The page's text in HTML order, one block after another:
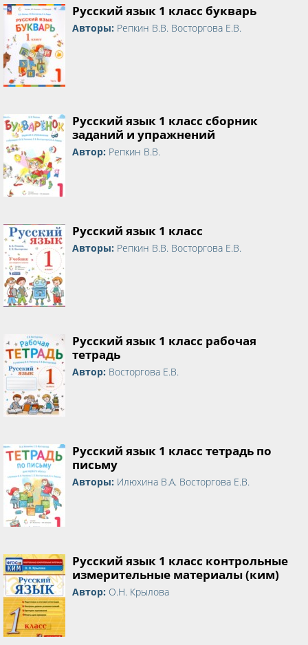
Русский язык 1 класс букварь
Авторы: Репкин В.В. Восторгова Е.В.
Русский язык 1 класс сборник
заданий и упражнений
Автор: Репкин В.В.
Русский язык 1 класс
Авторы: Репкин В.В. Восторгова Е.В.
Русский язык 1 класс рабочая
тетрадь
Автор: Восторгова Е.В.
Русский язык 1 класс тетрадь по
письму
Авторы: Илюхина В.А. Восторгова Е.В.
Русский язык 1 класс контрольные
измерительные материалы (ким)
Автор: О.Н. Крылова